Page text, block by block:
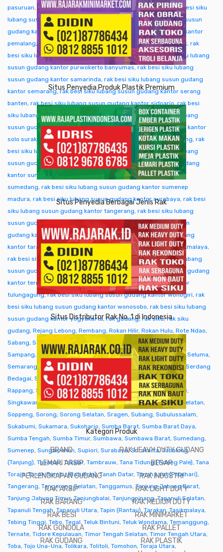
pasuruan, rak besi siku lubang susun gudang kantor pati,rak besi siku
lubang susun gudang kantor pekalongan
rak besi siku lubang susun
gudang kantor pekanbaru,rak besi siku lubang susun gudang kantor
pemalang, rak besi siku lubang susun gudang kantor pontianak, rak
besi siku lubang susun gudang kantor purwakarta,rak besi siku lubang
susun gudang kantor purwokerto banyumas, rak besi siku lubang
susun gudang kantor samarinda, rak besi siku lubang susun gudang
kantor semarang,rak besi siku lubang susun gudang kantor serang
banten, rak besi siku lubang susun gudang kantor sidoarjo,rak besi
siku lubang susun gudang kantor singkawang,rak besi siku lubang
susun gudang kantor sofifi,rak besi siku lubang susun gudang kantor
solo surakarta,rak besi siku lubang susun gudang kantor sorong, rak
besi siku lubang susun gudang kantor subang,rak besi siku lubang
susun gudang kantor sukabumi,rak besi siku lubang susun gudang
kantor sumba ntt
rak besi siku lubang susun gudang kantor
sumedang, rak besi siku lubang susun gudang kantor sumenep
madura, rak besi siku lubang susun gudang kantor surabaya, rak besi
siku lubang susun gudang kantor tangerang, rak besi siku lubang
susun gudang kantor tangjung selor
rak besi siku lubang susun
gudang kantor tanjungpinang,rak besi siku lubang susun gudang
kantor tarakan, rak besi siku lubang susun gudang kantor tasikmalaya,
rak besi siku lubang susun gudang kantor tegal,rak besi siku lubang
susun gudang kantor temanggung,rak besi siku lubang susun gudang
kantor ternate tidore,rak besi siku lubang susun gudang kantor
tulungagung,rak besi siku lubang susun gudang kantor wonogiri, rak
besi siku lubang susun gudang kantor wonosobo, rak besi siku lubang
susun gudang kantor yogyakarta,rak gudang, rak siku,rak siku
gudang, Rejang Lebong, Rembang, Rokan Hilir, Rokan Hulu, Rote Ndao,
Sabang, Sabu Raijua ,Salatiga,Samarinda,Sambas,Samosir,
Sampang, Sanggau,Sarmi,Sarolangun,Sawahlunto,Sekadau,Seluma,
Semarang
Seram Bagian Barat Seram Bagian Timur,Serang,Serdang
Bedagai, Seruyan (Kuala Pembuang),Siak, Sibolga,Sidenreng
Rappang, Sidoarjo,Sigi,Sijunjung,Sikka,Simalungun,Simeulue,
Singkawang,Sinjai,Sintang,Situbondo,Sleman,Solok,Solok Selatan,
Soppeng, Sorong, Sorong Selatan, Sragen, Subang, Subulussalam,
Sukabumi, Sukamara, Sukoharjo, Sumba Barat, Sumba Barat Daya,
Sumba Tengah, Sumba Timur, Sumbawa, Sumbawa Barat, Sumedang,
Sumenep, Sungaipenuh, Supiori, Surabaya,Surakarta,Tabalong
(Tanjung), Tabanan, Takalar, Tambrauw, Tana Tidung (Tideng Pale), Tana
Toraja,Tanah Bumbu (Batulicin),Tanah Datar, Tanah Laut (Pelaihari),
Tangerang, Tangerang Selatan, Tanggamus, Tanjung Jabung Barat,
Tanjung Jabung Timur,Tanjungbalai, Tanjungpinang,Tapanuli Selatan,
Tapanuli Tengah, Tapanuli Utara, Tapin (Rantau), Tarakan,Tasikmalaya,
Tebing Tinggi, Tebo, Tegal, Teluk Bintuni, Teluk Wondama, Temanggung,
Ternate, Tidore Kepulauan, Timor Tengah Selatan, Timor Tengah Utara,
Toba, Tojo Una-Una, Tolikara, Tolitoli, Tomohon, Toraja Utara,
Situs Penyedia Produk Plastik Premium
Situs Penyedia Berbagai Jenis Rak
Situs Distributor Rak No. 1 di Indonesia
Kategori Produk
BRAND
LEMARI ARSIP
PERLENGKAPAN GUDANG
RAK ARSIP
RAK BARANG
RAK BESI
RAK GONDOLA
RAK GUDANG
RAK HEAVY DUTY GUDANG
BESAR
RAK INDUSTRI
RAK LIGHT DUTY
RAK MEDIUM DUTY
RAK MINIMARKET
RAK PALLET
RAK PLASTIK